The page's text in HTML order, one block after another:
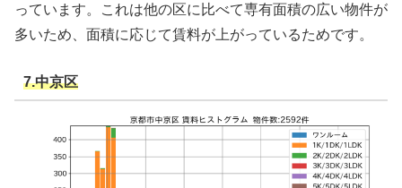
っています。これは他の区に比べて専有面積の広い物件が
多いため、面積に応じて賃料が上がっているためです。
7.中京区